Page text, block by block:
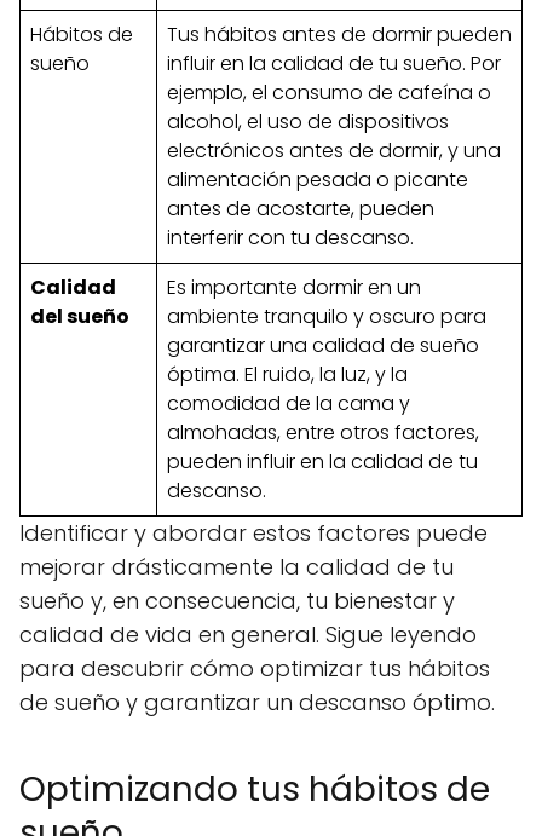
Hábitos de
sueño
Tus hábitos antes de dormir pueden
influir en la calidad de tu sueño. Por
ejemplo, el consumo de cafeína o
alcohol, el uso de dispositivos
electrónicos antes de dormir, y una
alimentación pesada o picante
antes de acostarte, pueden
interferir con tu descanso.
Calidad
del sueño
Es importante dormir en un
ambiente tranquilo y oscuro para
garantizar una calidad de sueño
óptima. El ruido, la luz, y la
comodidad de la cama y
almohadas, entre otros factores,
pueden influir en la calidad de tu
descanso.
Identificar y abordar estos factores puede
mejorar drásticamente la calidad de tu
sueño y, en consecuencia, tu bienestar y
calidad de vida en general. Sigue leyendo
para descubrir cómo optimizar tus hábitos
de sueño y garantizar un descanso óptimo.
Optimizando tus hábitos de